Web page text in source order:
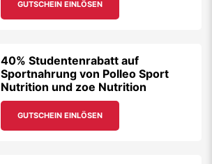
GUTSCHEIN EINLÖSEN
40% Studentenrabatt auf
Sportnahrung von Polleo Sport
Nutrition und zoe Nutrition
GUTSCHEIN EINLÖSEN